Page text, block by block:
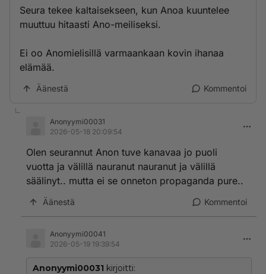
Seura tekee kaltaisekseen, kun Anoa kuuntelee
muuttuu hitaasti Ano-meiliseksi.
Ei oo Anomielisillä varmaankaan kovin ihanaa
elämää.
Äänestä Kommentoi
Anonyymi00031
2026-05-18 20:09:54
Olen seurannut Anon tuve kanavaa jo puoli
vuotta ja välillä nauranut nauranut ja välillä
säälinyt.. mutta ei se onneton propaganda pure..
Äänestä Kommentoi
Anonyymi00041
2026-05-19 19:39:54
Anonyymi00031 kirjoitti: